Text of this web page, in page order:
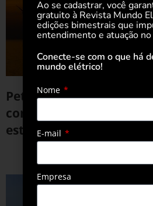
Petrobras assina
com o Governo do Rio
estudos sobre eólica
Ao se cadastrar, você
gratuito à Revista Mundo
edições bimestrais que
entendimento e atuação
Conecte-se com o que há
mundo elétrico!
Nome
E-mail
Empresa